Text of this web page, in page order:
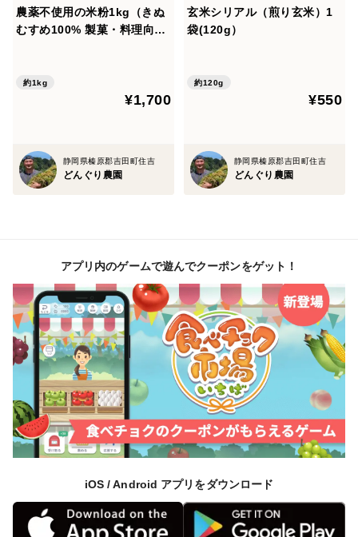
農薬不使用の米粉1kg（きぬ
むすめ100% 製菓・料理向
約1kg
¥1,700
静岡県榛原郡吉田町住吉
どんぐり農園
玄米シリアル（煎り玄米）1
袋(120g）
約120g
¥550
静岡県榛原郡吉田町住吉
どんぐり農園
アプリ内のゲームで遊んでクーポンをゲット！
iOS / Android アプリをダウンロード